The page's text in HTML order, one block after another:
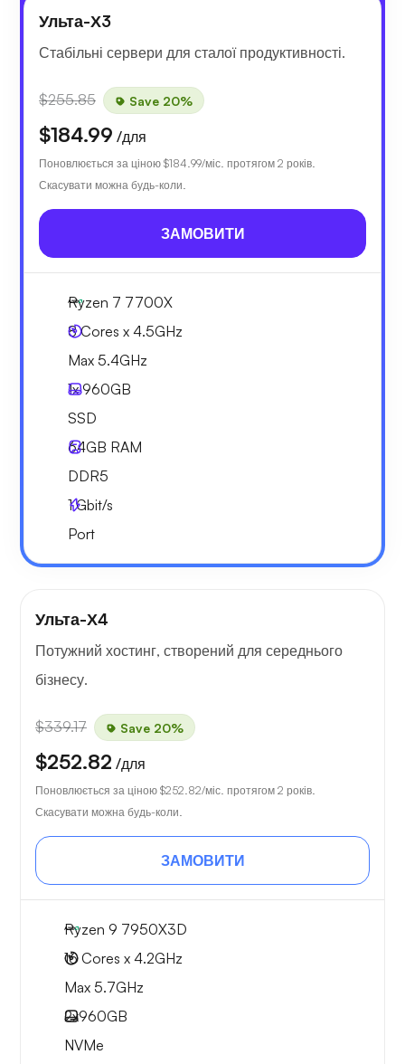
Ульта-Х3
Стабільні сервери для сталої продуктивності.
$255.85 Save 20%
$184.99 /для
Поновлюється за ціною $184.99/міс. протягом 2 років.
Скасувати можна будь-коли.
ЗАМОВИТИ
Ryzen 7 7700X
8 Cores x 4.5GHz
Max 5.4GHz
1x960GB
SSD
64GB RAM
DDR5
1Gbit/s
Port
Ульта-Х4
Потужний хостинг, створений для середнього
бізнесу.
$339.17 Save 20%
$252.82 /для
Поновлюється за ціною $252.82/міс. протягом 2 років.
Скасувати можна будь-коли.
ЗАМОВИТИ
Ryzen 9 7950X3D
16 Cores x 4.2GHz
Max 5.7GHz
2x960GB
NVMe